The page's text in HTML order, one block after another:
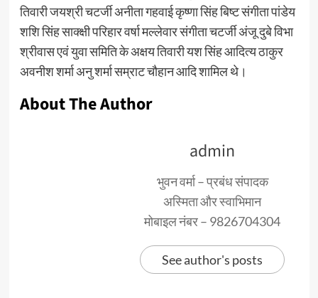
तिवारी जयश्री चटर्जी अनीता गहवाई कृष्णा सिंह बिष्ट संगीता पांडेय
शशि सिंह साक्क्षी परिहार वर्षा मल्लेवार संगीता चटर्जी अंजू दुबे विभा
श्रीवास एवं युवा समिति के अक्षय तिवारी यश सिंह आदित्य ठाकुर
अवनीश शर्मा अनु शर्मा सम्राट चौहान आदि शामिल थे।
About The Author
admin
भुवन वर्मा – प्रबंध संपादक
अस्मिता और स्वाभिमान
मोबाइल नंबर – 9826704304
See author's posts